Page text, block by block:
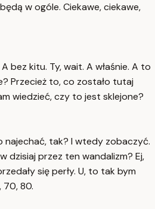
w ogóle. Ciekawe, ciekawe,
bez kitu. Ty, wait. A właśnie. A to
Przecież to, co zostało tutaj
wiedzieć, czy to jest sklejone?
najechać, tak? I wtedy zobaczyć.
dzisiaj przez ten wandalizm? Ej,
się perły. U, to tak bym
70, 80.